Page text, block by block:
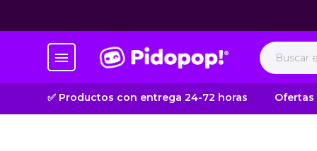
✅ Productos con entrega 24-72 horas Ofertas